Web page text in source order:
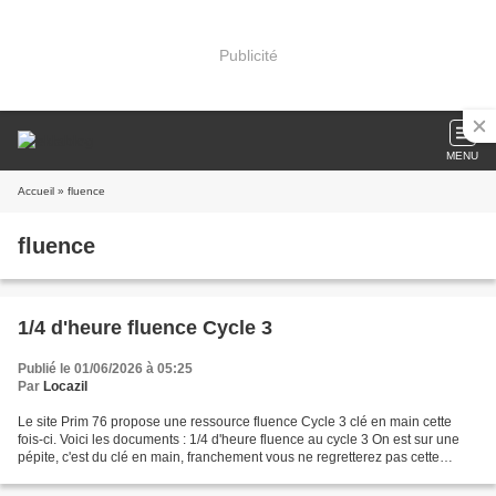
Publicité
MENU
Accueil » fluence
fluence
1/4 d'heure fluence Cycle 3
Publié le 01/06/2026 à 05:25
Par Locazil
Le site Prim 76 propose une ressource fluence Cycle 3 clé en main cette
fois-ci. Voici les documents : 1/4 d'heure fluence au cycle 3 On est sur une
pépite, c'est du clé en main, franchement vous ne regretterez pas cette